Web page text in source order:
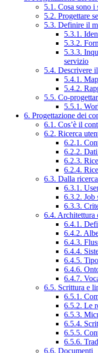
5.1. Cosa sono i
5.2. Progettare
5.3. Definire il
5.3.1.
5.3.2.
5.3.3.
servizio
5.4. Descrivere
5.4.1.
5.4.2.
5.5. Co-
5.5.1.
6. Progettazione dei
6.1. Cos’è il
6.2. Ricerca
6.2.1.
6.2.2.
6.2.3.
6.2.4.
6.3. Dalla
6.3.1.
6.3.2. Job
6.3.3.
6.4. Architettura
6.4.1.
6.4.2.
6.4.3.
6.4.4.
6.4.5.
6.4.6.
6.4.7.
6.5. Scrittura e
6.5.1.
6.5.2. Le
6.5.3.
6.5.4.
6.5.5.
6.5.6.
6.6. Documenti